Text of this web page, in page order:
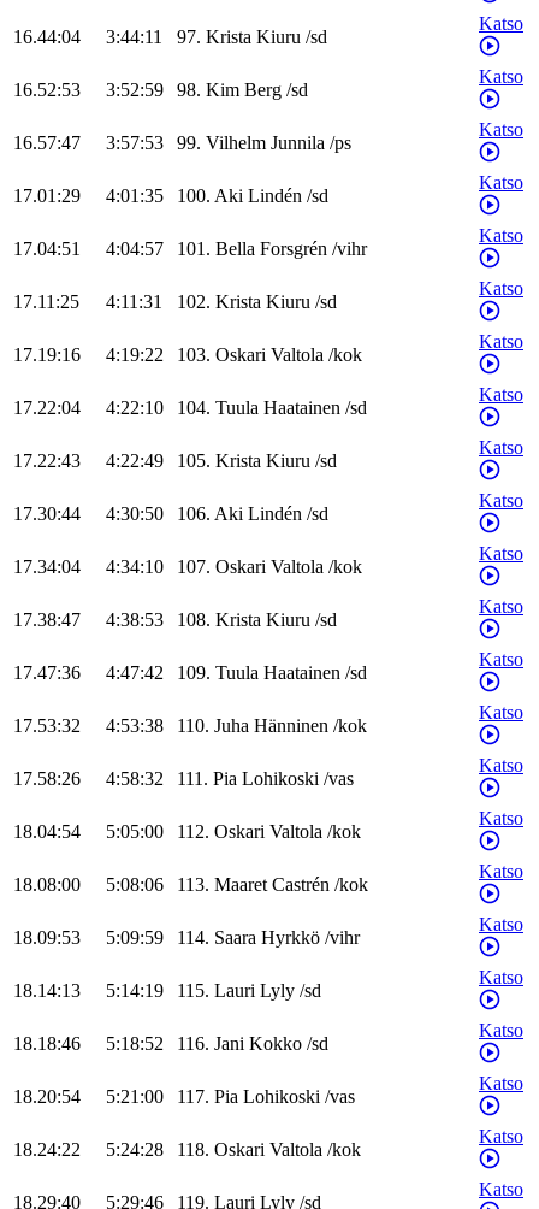
16.44:04 3:44:11 97. Krista Kiuru /sd
Katso
16.52:53 3:52:59 98. Kim Berg /sd
Katso
16.57:47 3:57:53 99. Vilhelm Junnila /ps
Katso
17.01:29 4:01:35 100. Aki Lindén /sd
Katso
17.04:51 4:04:57 101. Bella Forsgrén /vihr
Katso
17.11:25 4:11:31 102. Krista Kiuru /sd
Katso
17.19:16 4:19:22 103. Oskari Valtola /kok
Katso
17.22:04 4:22:10 104. Tuula Haatainen /sd
Katso
17.22:43 4:22:49 105. Krista Kiuru /sd
Katso
17.30:44 4:30:50 106. Aki Lindén /sd
Katso
17.34:04 4:34:10 107. Oskari Valtola /kok
Katso
17.38:47 4:38:53 108. Krista Kiuru /sd
Katso
17.47:36 4:47:42 109. Tuula Haatainen /sd
Katso
17.53:32 4:53:38 110. Juha Hänninen /kok
Katso
17.58:26 4:58:32 111. Pia Lohikoski /vas
Katso
18.04:54 5:05:00 112. Oskari Valtola /kok
Katso
18.08:00 5:08:06 113. Maaret Castrén /kok
Katso
18.09:53 5:09:59 114. Saara Hyrkkö /vihr
Katso
18.14:13 5:14:19 115. Lauri Lyly /sd
Katso
18.18:46 5:18:52 116. Jani Kokko /sd
Katso
18.20:54 5:21:00 117. Pia Lohikoski /vas
Katso
18.24:22 5:24:28 118. Oskari Valtola /kok
Katso
18.29:40 5:29:46 119. Lauri Lyly /sd
Katso